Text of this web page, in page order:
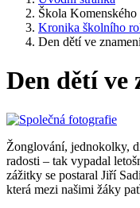
Škola Komenského
Kronika školního
Den dětí ve
Den dětí ve
Žonglování, jednokolky,
radosti – tak vypadal
zážitky se postaral Jiří
která mezi našimi žáky